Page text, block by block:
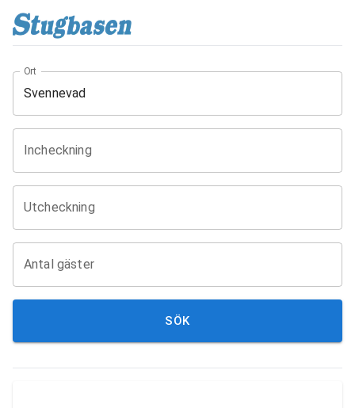
Ort
Incheckning
Utcheckning
Antal gäster
SÖK